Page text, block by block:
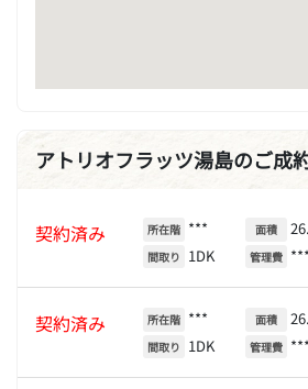
アトリオフラッツ湯島のご成
契約済み 所在階 ***
間取り 1DK
面積
管理費 ***
契約済み 所在階 ***
間取り 1DK
面積
管理費 ***